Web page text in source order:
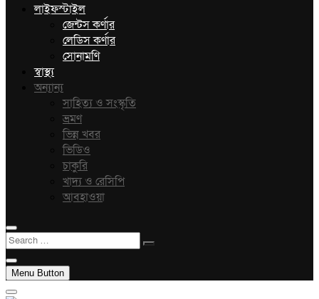
লাইফস্টাইল
জেন্টস কর্ণার
লেডিস কর্ণার
সোনামণি
স্বাস্থ্য
অন্যান্য
সাহিত্য ও সংস্কৃতি
ভ্রমণ
ভিন্ন খবর
ভিডিও
চাকুরি
খাদ্য ও রেসিপি
আবহাওয়া
Search
…
Menu Button